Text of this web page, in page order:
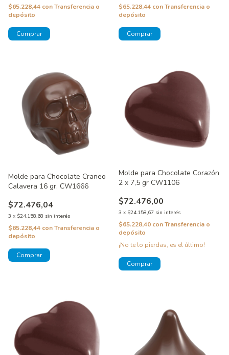
$65.228,44 conTransferencia o
depósito
$65.228,44 conTransferencia o
depósito
Molde para Chocolate Craneo
Calavera 16 gr. CW1666
$72.476,04
3 x $24.158,68 sin interés
$65.228,44 conTransferencia o
depósito
Molde para Chocolate Corazón
2 x 7,5 gr CW1106
$72.476,00
3 x $24.158,67 sin interés
$65.228,40 conTransferencia o
depósito
¡No te lo pierdas, es el último!